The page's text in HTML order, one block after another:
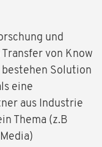
und
von Know
Solution
eine
aus Industrie
Thema (z.B